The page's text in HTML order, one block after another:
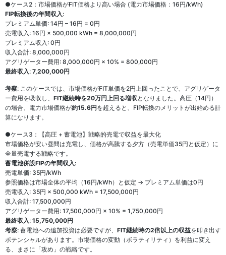
●ケース2：市場価格がFIT価格より高い場合 (電力市場価格：16円/kWh)
FIP転換後の年間収入:
プレミアム単価: 14円 – 16円 = 0円
売電収入: 16円 × 500,000 kWh = 8,000,000円
プレミアム収入: 0円
収入合計: 8,000,000円
アグリゲーター費用: 8,000,000円 × 10% = 800,000円
最終収入: 7,200,000円
考察: このケースでは、市場価格がFIT単価を2円上回ったことで、アグリゲータ
ー費用を吸収し、 FIT継続時を20万円上回る増収となりました。高圧（14円）
の場合、電力市場価格が約15.6円を超えると、FIP転換のメリットが出始める計
算になります。
●ケース3：【高圧 + 蓄電池】戦略的売電で収益を最大化
市場価格が安い昼間は充電し、価格が高騰する夕方（売電単価35円と仮定）に
全量売電する戦略です。
蓄電池併設FIPの年間収入:
売電単価: 35円/kWh
参照価格は市場全体の平均（16円/kWh）と仮定 → プレミアム単価は0円
売電収入: 35円 × 500,000 kWh = 17,500,000円
収入合計: 17,500,000円
アグリゲーター費用: 17,500,000円 × 10% = 1,750,000円
最終収入: 15,750,000円
考察: 蓄電池への追加投資は必要ですが、 FIT継続時の2倍以上の収益を叩き出す
ポテンシャルがあります。市場価格の変動（ボラティリティ）を利益に変え
る、まさに「攻め」の戦略です。